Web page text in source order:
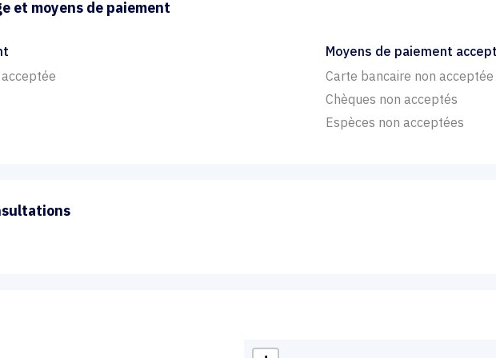
et moyens de paiement
Moyens de paiement
Carte bancaire non acceptée
Chèques non acceptés
Espèces non acceptées